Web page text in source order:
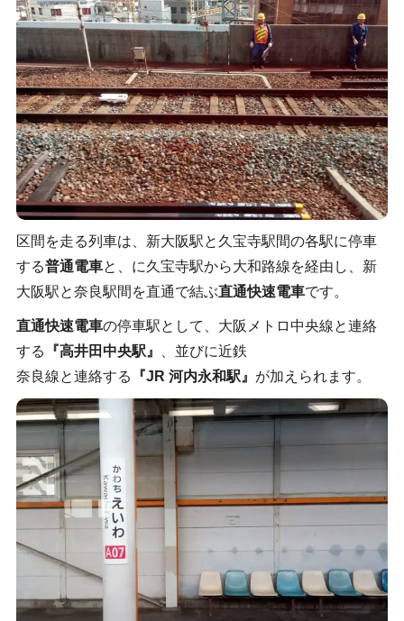
区間を走る列車は、新大阪駅と久宝寺駅間の各駅に停車
する普通電車と、に久宝寺駅から大和路線を経由し、新
大阪駅と奈良駅間を直通で結ぶ直通快速電車です。
直通快速電車の停車駅として、大阪メトロ中央線と連絡
する
『高井田中央駅』
、並びに近鉄
奈良線と連絡する
『JR 河内永和駅』 が加えられます。